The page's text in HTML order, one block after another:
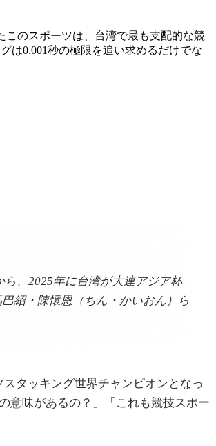
このスポーツは、台湾で最も支配的な競
は0.001秒の極限を追い求めるだけでな
、2025年に台湾が大連アジア杯
紹・陳懷恩（ちん・かいおん）ら
タッキング世界チャンピオンとなっ
意味があるの？」「これも競技スポー